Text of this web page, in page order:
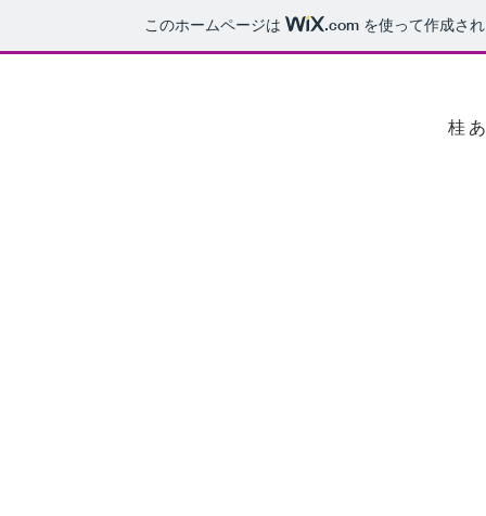
このホームページは .com を使って作成さ
桂